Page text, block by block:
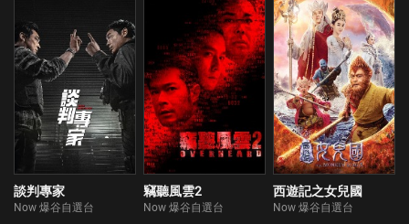
談判專家
Now 爆谷自選台
竊聽風雲2
Now 爆谷自選台
西遊記之女兒國
Now 爆谷自選台